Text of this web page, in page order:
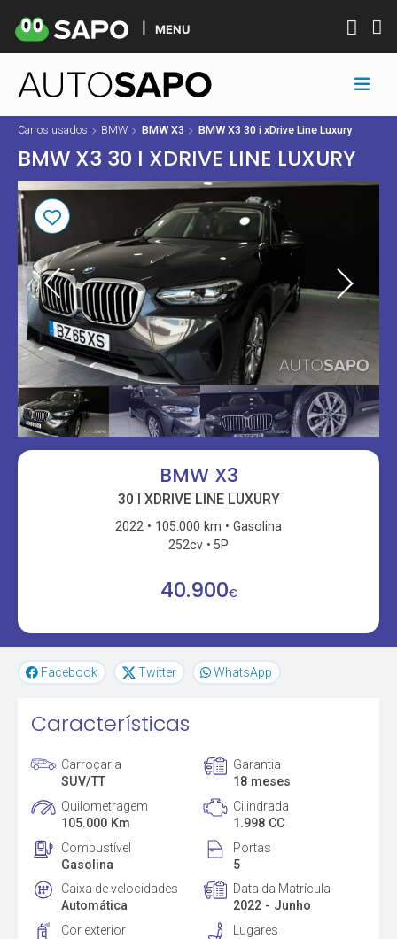
MENU
Carros usados BMW BMW X3 BMW X3 30 i xDrive Line Luxury
BMW X3 30 I XDRIVE LINE LUXURY
BMW X3
30 I XDRIVE LINE LUXURY
2022 105.000 km
Gasolina
252cv
5P
40.900€
Facebook Twitter WhatsApp
Características
Carroçaria
SUV/TT
Garantia
18 meses
Quilometragem
105.000 Km
Cilindrada
1.998 CC
Combustível
Gasolina
Portas
5
Caixa de velocidades
Automática
Data da Matrícula
2022 - Junho
Cor exterior
Lugares